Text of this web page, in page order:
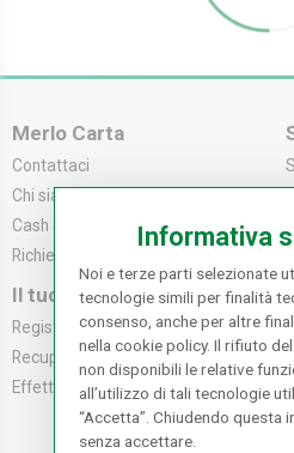
Merlo Carta
Contattaci
Chi siamo
Cash & Carry
Richiedi catalogo
Il tuo Account
Registrati
Recupera la Passwo...
Effettua un Reso
Informativa
Noi e terze parti selezionate
tecnologie simili per finalità
consenso, anche per altre
nella cookie policy. Il rifiuto
non disponibili le relative
all’utilizzo di tali tecnologie
“Accetta”. Chiudendo questa
senza accettare.